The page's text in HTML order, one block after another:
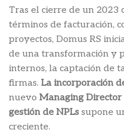
Tras el cierre de un 2023
términos de facturación,
proyectos, Domus RS
de una transformación y
internos, la captación de
firmas. La incorporación
nuevo Managing
gestión de NPLs supone
creciente.